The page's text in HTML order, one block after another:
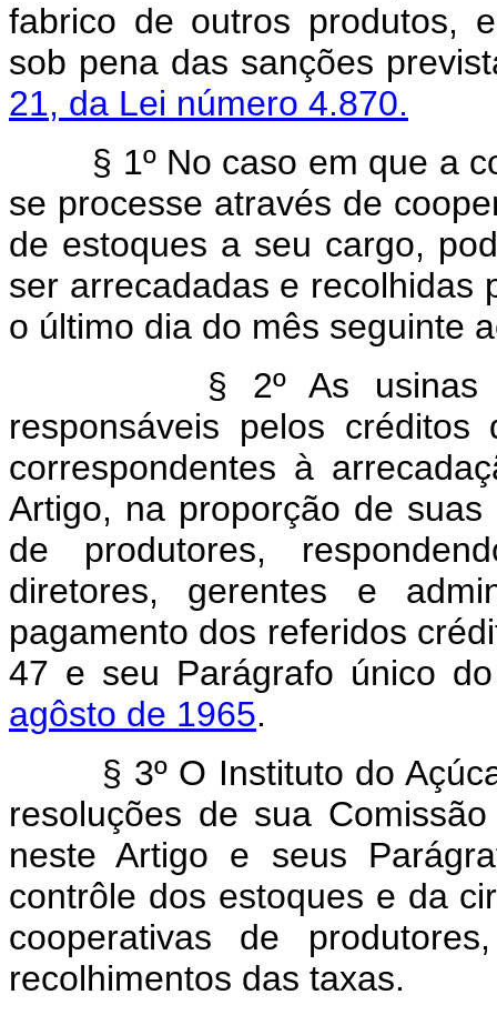
fabrico de outros produtos,
sob pena das sanções
21, da Lei número 4.870.
§ 1º No caso em que a
se processe através de
de estoques a seu cargo,
ser arrecadadas e recolhidas
o último dia do mês seguinte
§ 2º As usinas
responsáveis pelos
correspondentes à
Artigo, na proporção de
de produtores,
diretores, gerentes e
pagamento dos referidos
47 e seu Parágrafo único
agôsto de 1965.
§ 3º O Instituto do Açúcar
resoluções de sua
neste Artigo e seus
contrôle dos estoques e da
cooperativas de
recolhimentos das taxas.